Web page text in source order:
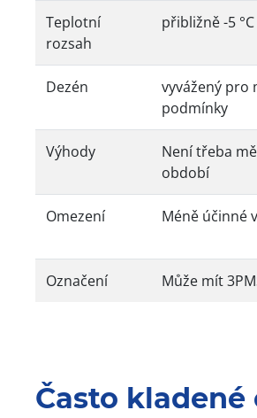
Teplotní
rozsah
přibližně -5 °C
Dezén
vyvážený pro
podmínky
Výhody
Není třeba
období
Omezení Méně účinné
Označení Může mít
Často